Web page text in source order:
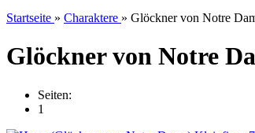
Startseite » Charaktere » Glöckner von Notre
Glöckner von Notre
Seiten:
1